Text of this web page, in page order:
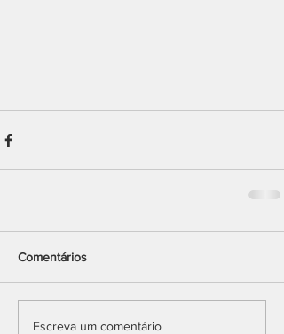
Comentários
Escreva um comentário